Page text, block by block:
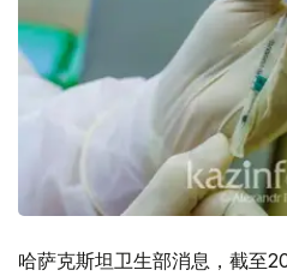
哈萨克斯坦卫生部消息，截至